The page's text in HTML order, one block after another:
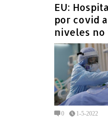
EU:
por covid
niveles no
0 1-5-2022